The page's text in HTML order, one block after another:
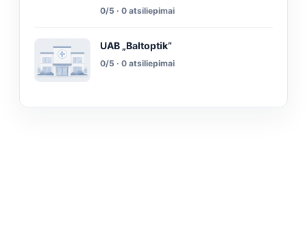
0/5 · 0 atsiliepimai
UAB „Baltoptik”
0/5 · 0 atsiliepimai